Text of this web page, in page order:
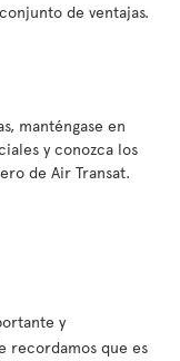
de ventajas.
manténgase en
y conozca los
de Air Transat.
y
recordamos que es